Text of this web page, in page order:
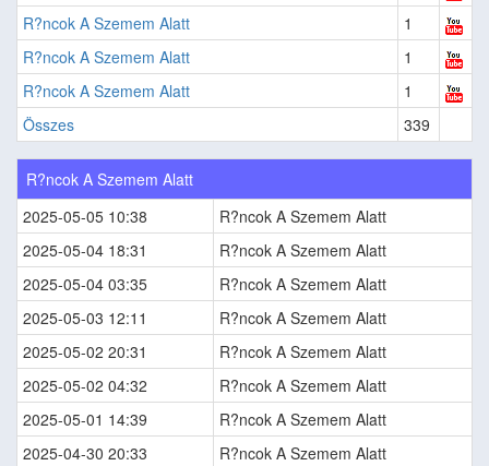
R?ncok A Szemem Alatt
1
R?ncok A Szemem Alatt
1
R?ncok A Szemem Alatt
1
Összes
339
R?ncok A Szemem Alatt
2025-05-05 10:38
R?ncok A Szemem Alatt
2025-05-04 18:31
R?ncok A Szemem Alatt
2025-05-04 03:35
R?ncok A Szemem Alatt
2025-05-03 12:11
R?ncok A Szemem Alatt
2025-05-02 20:31
R?ncok A Szemem Alatt
2025-05-02 04:32
R?ncok A Szemem Alatt
2025-05-01 14:39
R?ncok A Szemem Alatt
2025-04-30 20:33
R?ncok A Szemem Alatt